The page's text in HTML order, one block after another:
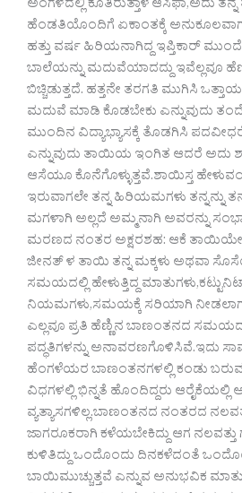
ಅಂಗಳದಲ್ಲಿ ಕೂತಿರುತ್ತಾಳೆ ಆಸಿಫಾ,ಅದು
ಹೆಂಡತಿಯೊಂದಿಗೆ ಏಕಾಂತಕ್ಕೆ
ಹತ್ತು ವರ್ಷ ಹಿರಿಯನಾಗಿದ್ದ ಇಪ್ತಿಕಾರ್
ಬಾಲೆಯನ್ನು ಮದುವೆಯಾದದ್ದು ಇವೆಲ್ಲವೂ
ಬಿಚ್ಚಿಡುತ್ತದೆ. ಹತ್ತನೇ ತರಗತಿ ಮುಗಿಸಿ
ಮದುವೆ ಮಾಡಿ ಕೊಡಬೇಕು ಎನ್ನುವುದು
ಮುಂದಿನ ವಿದ್ಯಾಭ್ಯಾಸಕ್ಕೆ ತೊಡಗಿಸಿ
ಎನ್ನುವುದು ತಾಯಿಯ ಇಂಗಿತ ಆದರೆ ಅದು
ಆಸೆಯೂ ಕೊನೆಗೊಳ್ಳುತ್ತವೆ.ಶಾಯಿಸ್ತ
ಇರುವಾಗಲೇ ತನ್ನ ಹಿರಿಯಮಗಳು ತನ್ನನ್ನು
ಮಗಳಾಗಿ ಅಲ್ಲದೆ ಅಮ್ಮನಾಗಿ ಅವರನ್ನು
ಮರಣದ ನಂತರ ಅಕ್ಷರಶಹ: ಆಕೆ ತಾಯಿಯೇ
ಜೀನತ್ ಳ ತಾಯಿ ತನ್ನ ಮಕ್ಕಳು ಅಥವಾ
ಸಮಯದಲ್ಲಿ ಹೇಳುತ್ತಿದ್ದ
ನಿಯಮಗಳು,ಸಮಯಕ್ಕೆ ಸರಿಯಾಗಿ
ಎಲ್ಲವೂ ಪ್ರತಿ ಹೆಣ್ಣಿನ ಬಾಣಂತನದ
ಪದ್ಧತಿಗಳನ್ನು ಅನಾವರಣಗೊಳಿಸಿವೆ.ಇದು
ಹೆಂಗಳೆಯರ ಬಾಣಂತನಗಳಲ್ಲಿ ಕಂಡು ಬರುವ
ವಿಧಗಳಲ್ಲಿ ಭಿನ್ನತೆ ಹೊಂದಿದ್ದರು ಆರೈಕೆಯಲ್ಲಿ
ವ್ಯತ್ಯಾಸಗಳಿಲ್ಲ.ಬಾಣಂತನದ ನಂತರದ
ಜಾಗರೂಕರಾಗಿ ಕಳೆಯಬೇಕಿದ್ದು ಆಗ
ಕುಳಿತಿದ್ದು ಒಂದೊಂದು ದಿನಕಳೆದಂತೆ
ಬಾಯಿಮುಚ್ಚುತ್ತವೆ ಎನ್ನುವ ಅನುಭವಿಕ